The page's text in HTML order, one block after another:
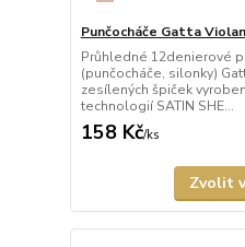
Punčocháče Gatta
Průhledné 12denierové
(punčocháče, silonky)
zesílených špiček
technologií SATIN SHE...
158 Kč/ks
Zvolit